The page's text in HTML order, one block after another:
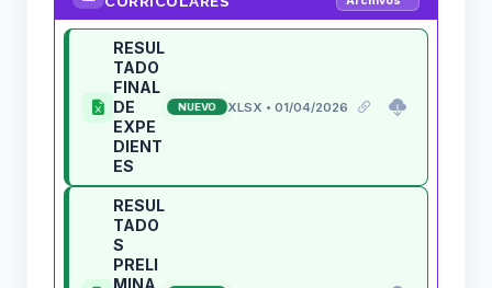
RESUL
TADO
FINAL
DE
EXPE
DIENT
ES
NUEVO XLSX • 01/04/2026
RESUL
TADO
S
PRELI